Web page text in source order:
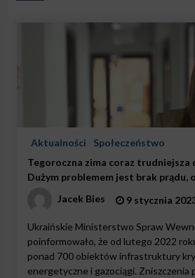
Aktualności
Społeczeństwo
Tegoroczna zima coraz trudniejsza
Dużym problemem jest brak prądu,
Jacek Bies
9 stycznia
Ukraińskie Ministerstwo Spraw
poinformowało, że od lutego 2022
ponad 700 obiektów infrastruktury
energetyczne i gazociągi. Zniszczenia